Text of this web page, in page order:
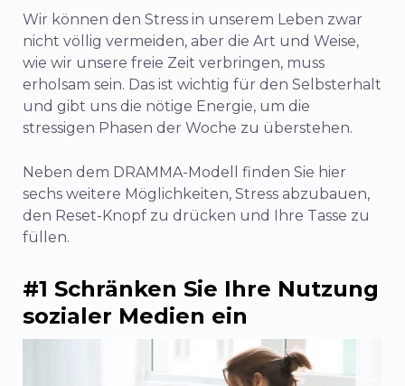
Wir können den Stress in unserem Leben zwar
nicht völlig vermeiden, aber die Art und Weise,
wie wir unsere freie Zeit verbringen, muss
erholsam sein. Das ist wichtig für den Selbsterhalt
und gibt uns die nötige Energie, um die
stressigen Phasen der Woche zu überstehen.
Neben dem DRAMMA-Modell finden Sie hier
sechs weitere Möglichkeiten, Stress abzubauen,
den Reset-Knopf zu drücken und Ihre Tasse zu
füllen.
#1 Schränken Sie Ihre Nutzung
sozialer Medien ein